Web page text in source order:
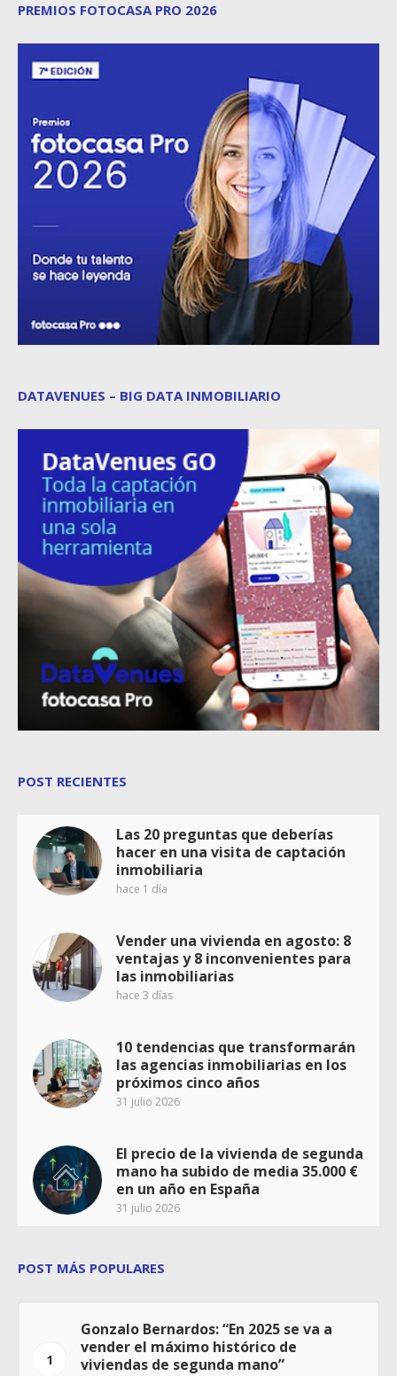
PREMIOS FOTOCASA PRO 2026
DATAVENUES – BIG DATA INMOBILIARIO
POST RECIENTES
Las 20 preguntas que deberías
hacer en una visita de captación
inmobiliaria
hace 1 día
Vender una vivienda en agosto: 8
ventajas y 8 inconvenientes para
las inmobiliarias
hace 3 días
10 tendencias que transformarán
las agencias inmobiliarias en los
próximos cinco años
31 julio 2026
El precio de la vivienda de segunda
mano ha subido de media 35.000 €
en un año en España
31 julio 2026
POST MÁS POPULARES
1
Gonzalo Bernardos: “En 2025 se va a
vender el máximo histórico de
viviendas de segunda mano”